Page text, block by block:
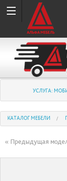
УСЛУГА:
КАТАЛОГ МЕБЕЛИ
« Предыдущая